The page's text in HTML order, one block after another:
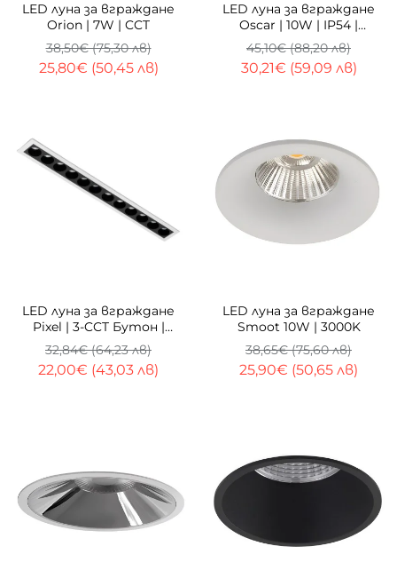
LED луна за вграждане
Orion | 7W | CCT
25,80€ (50,45 лв)
38,50€ (75,30 лв)
LED луна за вграждане
Oscar | 10W | IP54 |
Димиране | 3000K
30,21€ (59,09 лв)
45,10€ (88,20 лв)
LED луна за вграждане
Pixel | 3-CCT Бутон |
CRI≥90
22,00€ (43,03 лв)
32,84€ (64,23 лв)
LED луна за вграждане
Smoot 10W | 3000K
25,90€ (50,65 лв)
38,65€ (75,60 лв)